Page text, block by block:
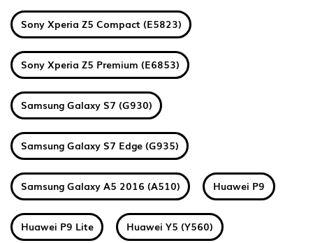
Sony Xperia Z5 Compact (E5823)
Sony Xperia Z5 Premium (E6853)
Samsung Galaxy S7 (G930)
Samsung Galaxy S7 Edge (G935)
Samsung Galaxy A5 2016 (A510) Huawei P9
Huawei P9 Lite Huawei Y5 (Y560)